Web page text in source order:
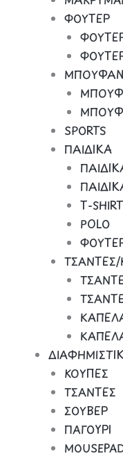
ΦΟΥΤΕΡ
ΜΠΟΥΦΑΝ
SPORTS
ΠΑΙΔΙΚΑ
Τ-
POLO
ΚΟΥΠΕΣ
ΤΣΑΝΤΕΣ
ΣΟΥΒΕΡ
ΠΑΓΟΥΡΙ